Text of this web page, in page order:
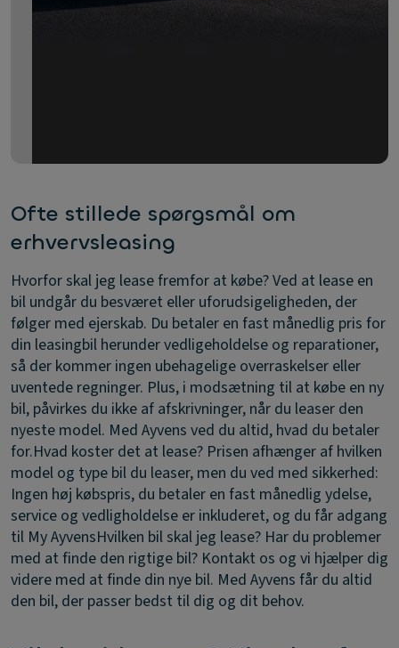
Ofte stillede spørgsmål om
erhvervsleasing
Hvorfor skal jeg lease fremfor at købe?Ved at lease en
bil undgår du besværet eller uforudsigeligheden, der
følger med ejerskab. Du betaler en fast månedlig pris for
din leasingbil herunder vedligeholdelse og reparationer,
så der kommer ingen ubehagelige overraskelser eller
uventede regninger. Plus, i modsætning til at købe en ny
bil, påvirkes du ikke af afskrivninger, når du leaser den
nyeste model. Med Ayvens ved du altid, hvad du betaler
for.Hvad koster det at lease? Prisen afhænger af hvilken
model og type bil du leaser, men du ved med sikkerhed:
Ingen høj købspris, du betaler en fast månedlig ydelse,
service og vedligholdelse er inkluderet, og du får adgang
til My AyvensHvilken bil skal jeg lease? Har du problemer
med at finde den rigtige bil? Kontakt os og vi hjælper dig
videre med at finde din nye bil. Med Ayvens får du altid
den bil, der passer bedst til dig og dit behov.